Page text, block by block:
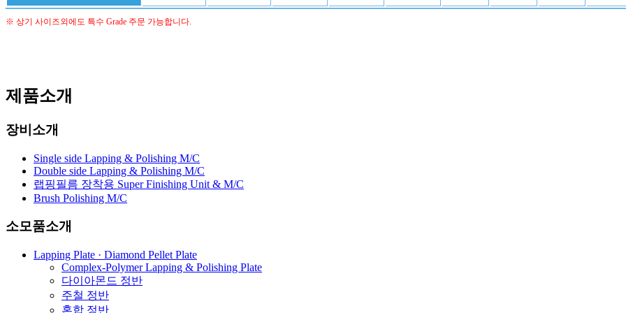
※ 상기 사이즈외에도 특수 Grade 주문 가능합니다.
제품소개
장비소개
Single side Lapping & Polishing M/C
Double side Lapping & Polishing M/C
랩핑필름 장착용 Super Finishing Unit & M/C
Brush Polishing M/C
소모품소개
Lapping Plate · Diamond Pellet Plate
Complex-Polymer Lapping & Polishing Plate
다이아몬드 정반
주철 정반
혼합 정반